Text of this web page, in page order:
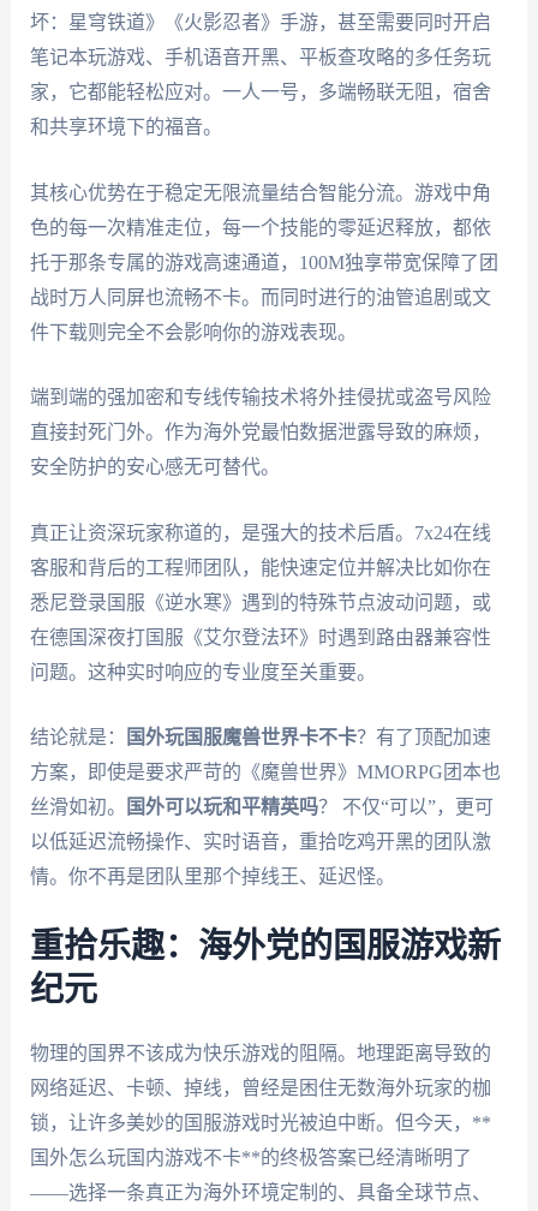
坏：星穹铁道》《火影忍者》手游，甚至需要同时开启
笔记本玩游戏、手机语音开黑、平板查攻略的多任务玩
家，它都能轻松应对。一人一号，多端畅联无阻，宿舍
和共享环境下的福音。
其核心优势在于稳定无限流量结合智能分流。游戏中角
色的每一次精准走位，每一个技能的零延迟释放，都依
托于那条专属的游戏高速通道，100M独享带宽保障了团
战时万人同屏也流畅不卡。而同时进行的油管追剧或文
件下载则完全不会影响你的游戏表现。
端到端的强加密和专线传输技术将外挂侵扰或盗号风险
直接封死门外。作为海外党最怕数据泄露导致的麻烦，
安全防护的安心感无可替代。
真正让资深玩家称道的，是强大的技术后盾。7x24在线
客服和背后的工程师团队，能快速定位并解决比如你在
悉尼登录国服《逆水寒》遇到的特殊节点波动问题，或
在德国深夜打国服《艾尔登法环》时遇到路由器兼容性
问题。这种实时响应的专业度至关重要。
结论就是： 国外玩国服魔兽世界卡不卡？有了顶配加速
方案，即使是要求严苛的《魔兽世界》MMORPG团本也
丝滑如初。
国外可以玩和平精英吗？ 不仅“可以”，更可
以低延迟流畅操作、实时语音，重拾吃鸡开黑的团队激
情。你不再是团队里那个掉线王、延迟怪。
重拾乐趣：海外党的国服游戏新
纪元
物理的国界不该成为快乐游戏的阻隔。地理距离导致的
网络延迟、卡顿、掉线，曾经是困住无数海外玩家的枷
锁，让许多美妙的国服游戏时光被迫中断。但今天，**
国外怎么玩国内游戏不卡**的终极答案已经清晰明了
——选择一条真正为海外环境定制的、具备全球节点、